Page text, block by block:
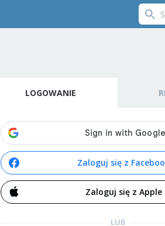
LOGOWANIE
Zaloguj się z
Zaloguj się z Apple
LUB